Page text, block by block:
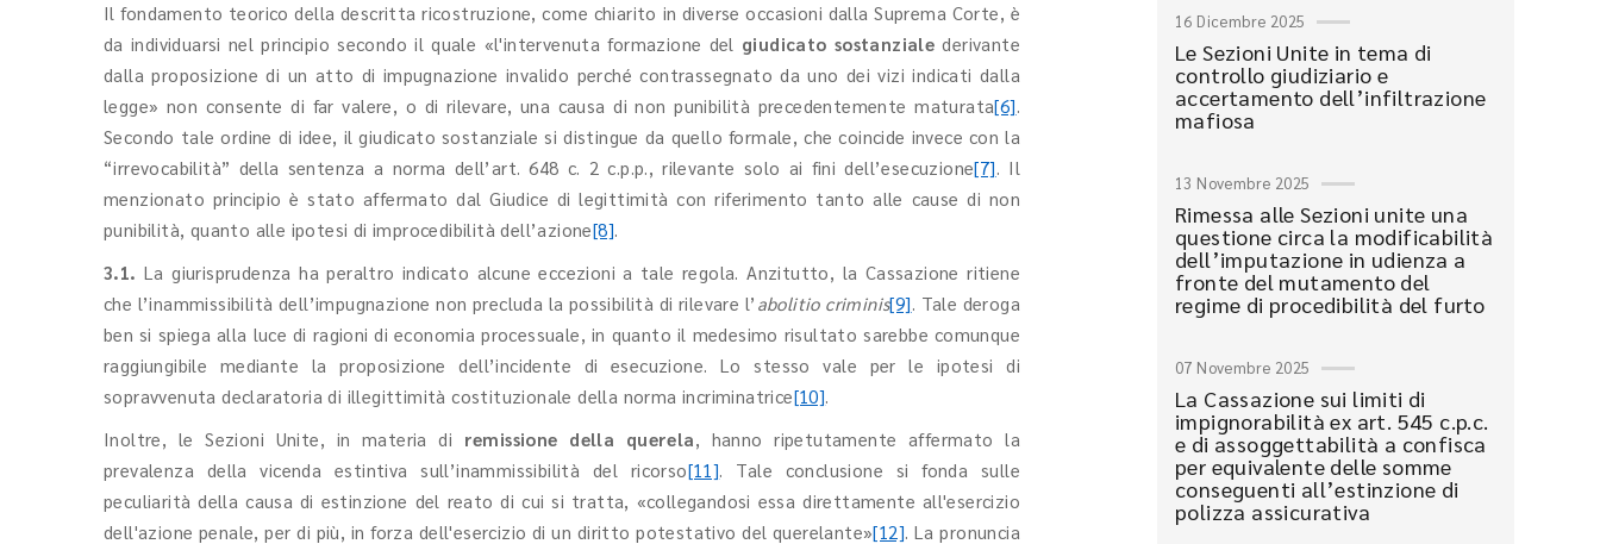
Il fondamento teorico della descritta ricostruzione, come chiarito in diverse occasioni dalla Suprema Corte, è
da individuarsi nel principio secondo il quale «l'intervenuta formazione del giudicato sostanziale derivante
dalla proposizione di un atto di impugnazione invalido perché contrassegnato da uno dei vizi indicati dalla
legge» non consente di far valere, o di rilevare, una causa di non punibilità precedentemente maturata[6].
Secondo tale ordine di idee, il giudicato sostanziale si distingue da quello formale, che coincide invece con la
“irrevocabilità” della sentenza a norma dell’art. 648 c. 2 c.p.p., rilevante solo ai fini dell’esecuzione[7]. Il
menzionato principio è stato affermato dal Giudice di legittimità con riferimento tanto alle cause di non
punibilità, quanto alle ipotesi di improcedibilità dell’azione[8].
3.1. La giurisprudenza ha peraltro indicato alcune eccezioni a tale regola. Anzitutto, la Cassazione ritiene
che l’inammissibilità dell’impugnazione non precluda la possibilità di rilevare l’ abolitio criminis[9]. Tale deroga
ben si spiega alla luce di ragioni di economia processuale, in quanto il medesimo risultato sarebbe comunque
raggiungibile mediante la proposizione dell’incidente di esecuzione. Lo stesso vale per le ipotesi di
sopravvenuta declaratoria di illegittimità costituzionale della norma incriminatrice[10].
Inoltre, le Sezioni Unite, in materia di remissione della querela, hanno ripetutamente affermato la
prevalenza della vicenda estintiva sull’inammissibilità del ricorso[11]. Tale conclusione si fonda sulle
peculiarità della causa di estinzione del reato di cui si tratta, «collegandosi essa direttamente all'esercizio
dell'azione penale, per di più, in forza dell'esercizio di un diritto potestativo del querelante»[12]. La pronuncia
16 Dicembre 2025
Le Sezioni Unite in tema di
controllo giudiziario e
accertamento dell’infiltrazione
mafiosa
13 Novembre 2025
Rimessa alle Sezioni unite una
questione circa la modificabilità
dell’imputazione in udienza a
fronte del mutamento del
regime di procedibilità del furto
07 Novembre 2025
La Cassazione sui limiti di
impignorabilità ex art. 545 c.p.c.
e di assoggettabilità a confisca
per equivalente delle somme
conseguenti all’estinzione di
polizza assicurativa